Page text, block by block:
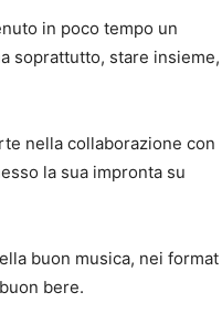
in poco tempo un
soprattutto, stare insieme,
nella collaborazione con
la sua impronta su
buon musica, nei format
bere.